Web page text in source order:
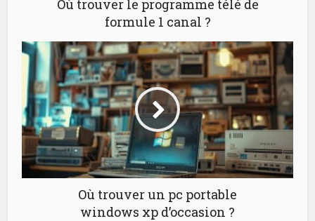
Où trouver le programme télé de
formule 1 canal ?
Où trouver un pc portable
windows xp d’occasion ?